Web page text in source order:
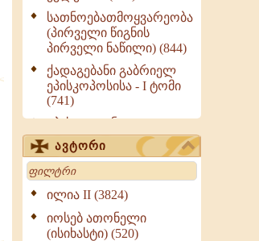
სათნოებათმოყვარეობა
(პირველი წიგნის
პირველი ნაწილი) (844)
ქადაგებანი გაბრიელ
ეპისკოპოსისა - I ტომი
(741)
ეპისტოლენი,
ქადაგებანი, სიტყვანი
(ნაწილი III) (723)
მოძღვრის ძალზე
სასარგებლო რჩევები
მრევლისათვის (545)
Wisdomge (514)
ავტორი
Search
ილია II (3824)
იოსებ ათონელი
(ისიხასტი) (520)